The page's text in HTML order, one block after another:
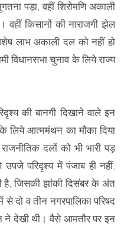
पड़ा, वहीं शिरोमणि अकाली
किसानों की नाराजगी झेल
लाभ अकाली दल को नहीं हो
विधानसभा चुनाव के लिये राज्य
की बानगी दिखाने वाले इन
लिये आत्ममंथन का मौका दिया
दलों को भी भारी पड़
परिदृश्य में पंजाब ही नहीं,
है, जिसकी झांकी दिसंबर के अंत
से दो व तीन नगरपालिका परिषद
ने देखी थी। वैसे आमतौर पर इन